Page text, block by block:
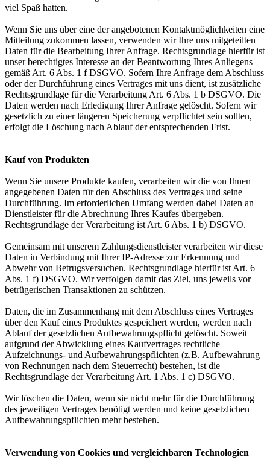
viel Spaß hatten.
Wenn Sie uns über eine der angebotenen Kontaktmöglichkeiten eine
Mitteilung zukommen lassen, verwenden wir Ihre uns mitgeteilten
Daten für die Bearbeitung Ihrer Anfrage. Rechtsgrundlage hierfür ist
unser berechtigtes Interesse an der Beantwortung Ihres Anliegens
gemäß Art. 6 Abs. 1 f DSGVO. Sofern Ihre Anfrage dem Abschluss
oder der Durchführung eines Vertrages mit uns dient, ist zusätzliche
Rechtsgrundlage für die Verarbeitung Art. 6 Abs. 1 b DSGVO. Die
Daten werden nach Erledigung Ihrer Anfrage gelöscht. Sofern wir
gesetzlich zu einer längeren Speicherung verpflichtet sein sollten,
erfolgt die Löschung nach Ablauf der entsprechenden Frist.
Kauf von Produkten
Wenn Sie unsere Produkte kaufen, verarbeiten wir die von Ihnen
angegebenen Daten für den Abschluss des Vertrages und seine
Durchführung. Im erforderlichen Umfang werden dabei Daten an
Dienstleister für die Abrechnung Ihres Kaufes übergeben.
Rechtsgrundlage der Verarbeitung ist Art. 6 Abs. 1 b) DSGVO.
Gemeinsam mit unserem Zahlungsdienstleister verarbeiten wir diese
Daten in Verbindung mit Ihrer IP-Adresse zur Erkennung und
Abwehr von Betrugsversuchen. Rechtsgrundlage hierfür ist Art. 6
Abs. 1 f) DSGVO. Wir verfolgen damit das Ziel, uns jeweils vor
betrügerischen Transaktionen zu schützen.
Daten, die im Zusammenhang mit dem Abschluss eines Vertrages
über den Kauf eines Produktes gespeichert werden, werden nach
Ablauf der gesetzlichen Aufbewahrungspflicht gelöscht. Soweit
aufgrund der Abwicklung eines Kaufvertrages rechtliche
Aufzeichnungs- und Aufbewahrungspflichten (z.B. Aufbewahrung
von Rechnungen nach dem Steuerrecht) bestehen, ist die
Rechtsgrundlage der Verarbeitung Art. 1 Abs. 1 c) DSGVO.
Wir löschen die Daten, wenn sie nicht mehr für die Durchführung
des jeweiligen Vertrages benötigt werden und keine gesetzlichen
Aufbewahrungspflichten mehr bestehen.
Verwendung von Cookies und vergleichbaren Technologien